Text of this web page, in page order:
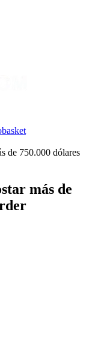
de 750.000 dólares
más de